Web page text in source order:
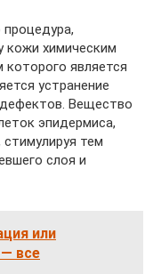
кожи химическим
является
устранение
Вещество
эпидермиса,
тем
слоя и
или
— все